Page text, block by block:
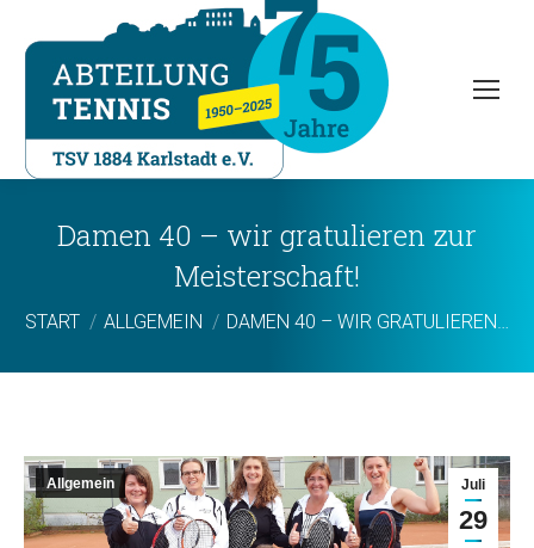
Damen 40 – wir gratulieren zur
Meisterschaft!
Sie befinden sich hier:
START ALLGEMEIN DAMEN 40 – WIR GRATULIEREN…
Juli
29
Allgemein